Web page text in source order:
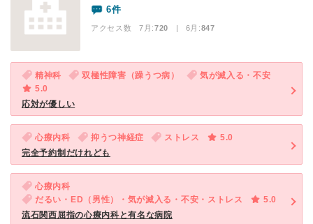
6件
アクセス数 7月:720 | 6月:847
精神科 双極性障害（躁うつ病）
気が滅入る・不安
5.0
応対が優しい
心療内科 抑うつ神経症 ストレス
5.0
完全予約制だけれども
心療内科
だるい・ED（男性）・気が滅入る・不安・ストレス
5.0
流石関西屈指の心療内科と有名な病院